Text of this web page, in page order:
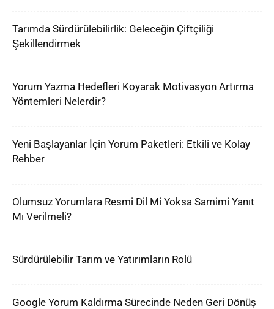
Tarımda Sürdürülebilirlik: Geleceğin Çiftçiliği
Şekillendirmek
Yorum Yazma Hedefleri Koyarak Motivasyon Artırma
Yöntemleri Nelerdir?
Yeni Başlayanlar İçin Yorum Paketleri: Etkili ve Kolay
Rehber
Olumsuz Yorumlara Resmi Dil Mi Yoksa Samimi Yanıt
Mı Verilmeli?
Sürdürülebilir Tarım ve Yatırımların Rolü
Google Yorum Kaldırma Sürecinde Neden Geri Dönüş